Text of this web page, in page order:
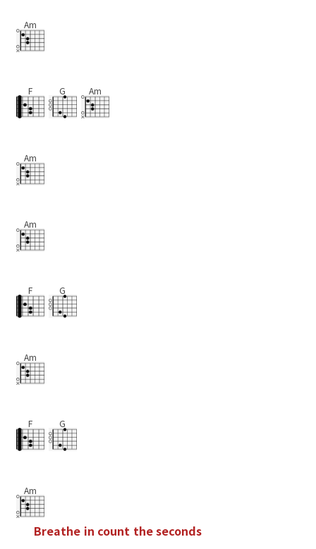
Am
F G Am
Am
Am
F G
Am
F G
Am
Breathe in count theseconds